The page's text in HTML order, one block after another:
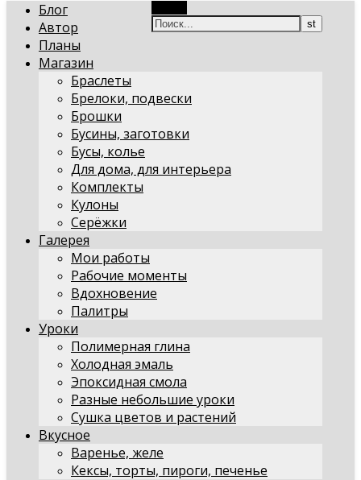
Блог
Автор
Планы
Магазин
Браслеты
Брелоки, подвески
Брошки
Бусины, заготовки
Бусы, колье
Для дома, для интерьера
Комплекты
Кулоны
Серёжки
Галерея
Мои работы
Рабочие моменты
Вдохновение
Палитры
Уроки
Полимерная глина
Холодная эмаль
Эпоксидная смола
Разные небольшие уроки
Сушка цветов и растений
Вкусное
Варенье, желе
Кексы, торты, пироги, печенье